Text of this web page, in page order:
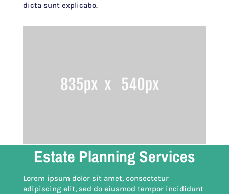
dicta sunt explicabo.
Estate Planning Services
Lorem ipsum dolor sit amet, consectetur
adipiscing elit, sed do eiusmod tempor incididunt